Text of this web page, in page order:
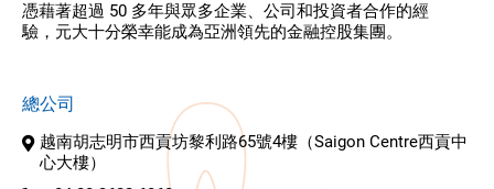
憑藉著超過 50 多年與眾多企業、公司和投資者合作的經
驗，元大十分榮幸能成為亞洲領先的金融控股集團。
總公司
越南胡志明市西貢坊黎利路65號4樓（Saigon Centre西貢中
心大樓）